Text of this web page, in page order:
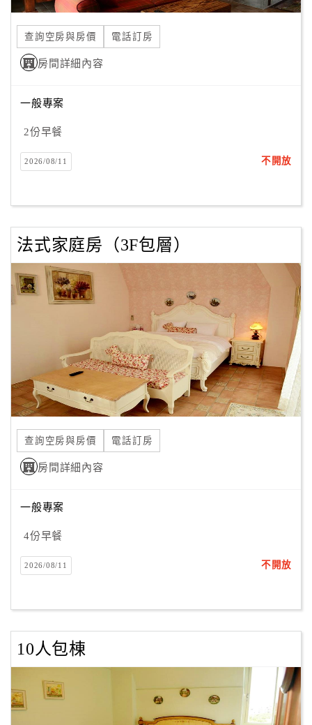
合
作
提
案
店
作
商
合
作
商
品
宣
傳
查詢空房與房價 電話訂房
房間詳細內容
一般專案
2份早餐
2026/08/11 不開放
法式家庭房（3F包層）
查詢空房與房價 電話訂房
房間詳細內容
一般專案
4份早餐
2026/08/11 不開放
10人包棟